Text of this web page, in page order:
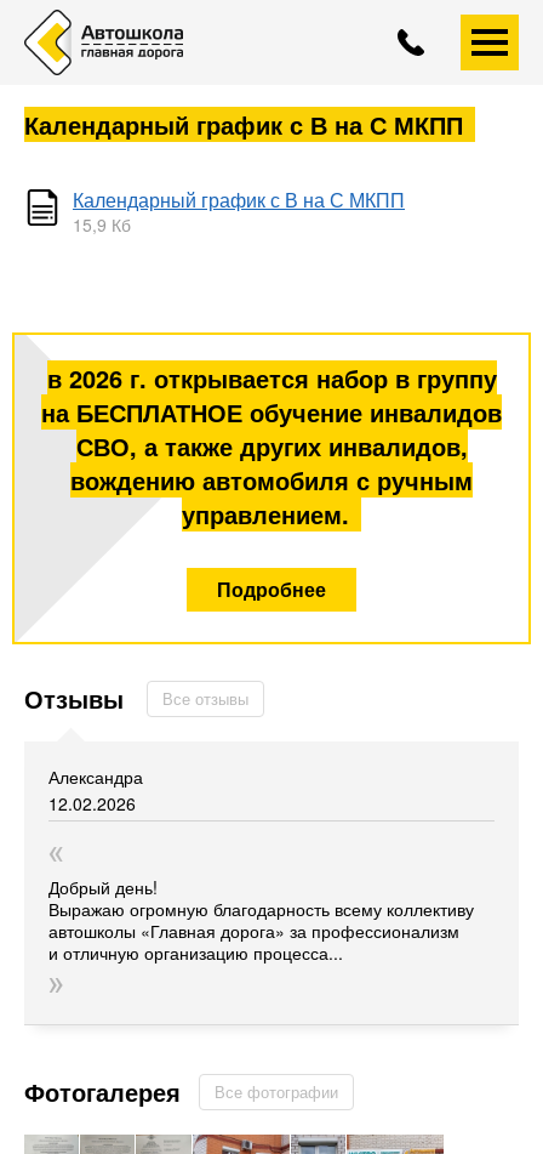
+7 (4852)
Календарный график с В на С МКПП
Календарный график с В на С МКПП
15,9 Кб
в 2026 г. открывается набор в группу
на БЕСПЛАТНОЕ обучение инвалидов
СВО, а также других инвалидов,
вождению автомобиля с ручным
управлением.
Подробнее
Отзывы Все отзывы
Александра
12.02.2026
Добрый день!
Выражаю огромную благодарность всему коллективу
автошколы «Главная дорога» за профессионализм
и отличную организацию процесса...
Фотогалерея Все фотографии